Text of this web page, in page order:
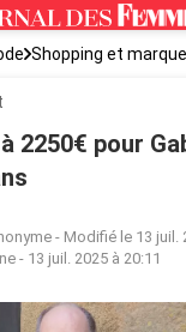
Shopping et
2250€ pour
- Modifié le 13 juil.
- 13 juil. 2025 à 20:11